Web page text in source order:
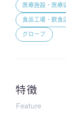
医療施設・医療
食品工場・飲食
グローブ
特徴
Feature